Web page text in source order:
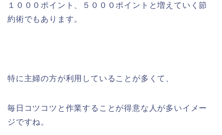
１０００ポイント、５０００ポイントと増えていく節
約術でもあります。
特に主婦の方が利用していることが多くて、
毎日コツコツと作業することが得意な人が多いイメー
ジですね。